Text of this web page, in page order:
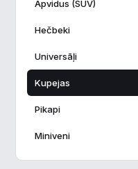
Apvidus (SUV)
Hečbeki
Universāļi
Kupejas
Pikapi
Miniveni